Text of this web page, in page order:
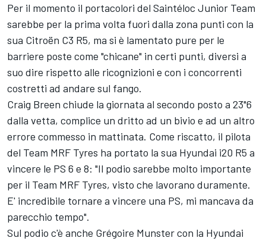
Per il momento il portacolori del Saintéloc Junior Team
sarebbe per la prima volta fuori dalla zona punti con la
sua Citroën C3 R5, ma si è lamentato pure per le
barriere poste come "chicane" in certi punti, diversi a
suo dire rispetto alle ricognizioni e con i concorrenti
costretti ad andare sul fango.
Craig Breen chiude la giornata al secondo posto a 23"6
dalla vetta, complice un dritto ad un bivio e ad un altro
errore commesso in mattinata. Come riscatto, il pilota
del Team MRF Tyres ha portato la sua Hyundai i20 R5 a
vincere le PS 6 e 8: "Il podio sarebbe molto importante
per il Team MRF Tyres, visto che lavorano duramente.
E' incredibile tornare a vincere una PS, mi mancava da
parecchio tempo".
Sul podio c'è anche Grégoire Munster con la Hyundai